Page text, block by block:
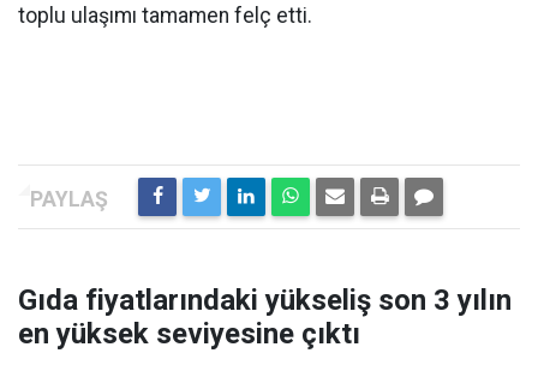
toplu ulaşımı tamamen felç etti.
Gıda fiyatlarındaki yükseliş son 3 yılın
en yüksek seviyesine çıktı